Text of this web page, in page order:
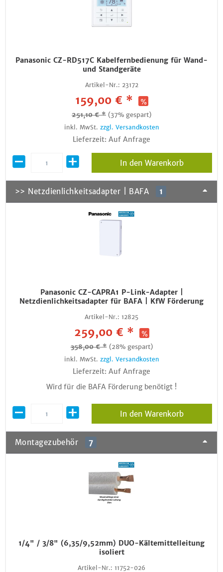
Panasonic CZ-RD517C Kabelfernbedienung für Wand-
und Standgeräte
Artikel-Nr.: 23172
159,00 € *
251,10 € * (37% gespart)
inkl. MwSt. zzgl. Versandkosten
Lieferzeit: Auf Anfrage
In den Warenkorb
>> Netzdienlichkeitsadapter | BAFA 1
Panasonic CZ-CAPRA1 P-Link-Adapter |
Netzdienlichkeitsadapter für BAFA | KfW Förderung
Artikel-Nr.: 12825
259,00 € *
358,00 € * (28% gespart)
inkl. MwSt. zzgl. Versandkosten
Lieferzeit: Auf Anfrage
Wird für die BAFA Förderung benötigt !
In den Warenkorb
Montagezubehör 7
1/4" / 3/8" (6,35/9,52mm) DUO-Kältemittelleitung
isoliert
Artikel-Nr.: 11752-026